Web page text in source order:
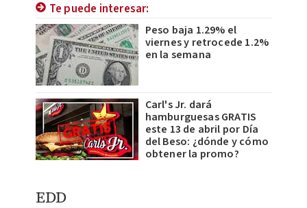
Te puede interesar:
Peso baja 1.29% el
viernes y retrocede 1.2%
en la semana
Carl's Jr. dará
hamburguesas GRATIS
este 13 de abril por Día
del Beso: ¿dónde y cómo
obtener la promo?
EDD